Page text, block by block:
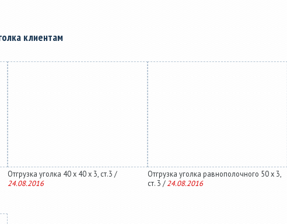
клиентам
Отгрузка уголка 40 х 40 х 3, ст.3 /
24.08.2016
Отгрузка уголка равнополочного 50 х 3,
ст. 3 / 24.08.2016